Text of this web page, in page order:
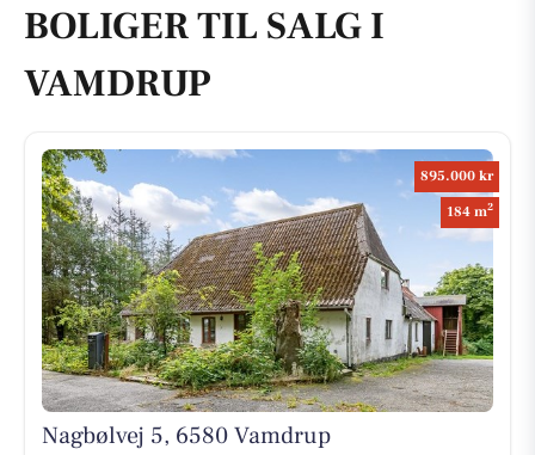
BOLIGER TIL SALG I
VAMDRUP
895.000 kr
184 m2
Nagbølvej 5, 6580 Vamdrup